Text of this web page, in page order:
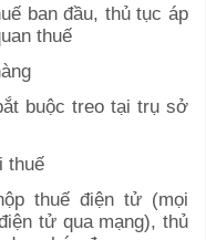
ban đầu, thủ tục áp
thuế
buộc treo tại trụ sở
thuế
thuế điện tử (mọi
tử qua mạng), thủ